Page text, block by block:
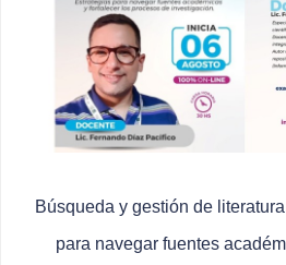
Búsqueda y gestión de
para navegar fuentes